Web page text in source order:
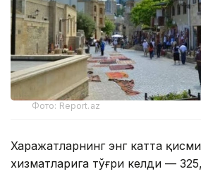
Фото: Report.az
Харажатларнинг энг катта
хизматларига тўғри келди —